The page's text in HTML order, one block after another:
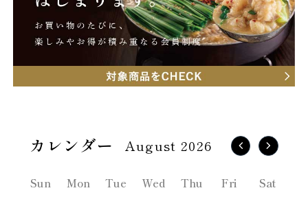
August 2026
Sun Mon Tue Wed Thu Fri Sat